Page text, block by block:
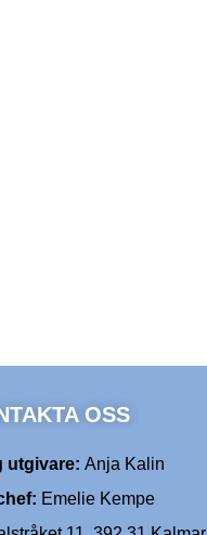
OSS
utgivare: Anja Kalin
Emelie Kempe